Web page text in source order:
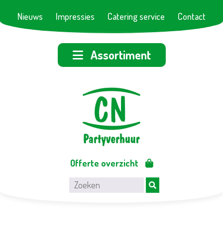
Nieuws Impressies Catering service Contact
Assortiment
Offerte overzicht